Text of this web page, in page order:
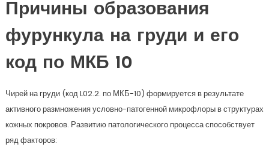
Причины образования
фурункула на груди и его
код по МКБ 10
Чирей на груди (код L02.2. по МКБ-10) формируется в результате
активного размножения условно-патогенной микрофлоры в структурах
кожных покровов. Развитию патологического процесса способствует
ряд факторов: